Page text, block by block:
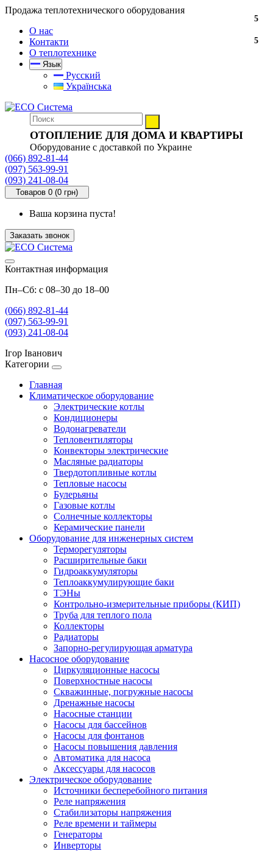
Продажа теплотехнического оборудования
О нас
Контакти
О теплотехнике
Язык
Русский
Українська
ОТОПЛЕНИЕ ДЛЯ ДОМА И КВАРТИРЫ
Оборудование с доставкой по Украине
(066) 892-81-44
(097) 563-99-91
(093) 241-08-04
Товаров 0 (0 грн)
Ваша корзина пуста!
Заказать звонок
Контактная информация
Пн–Сб: с 08–30 до 18–00
(066) 892-81-44
(097) 563-99-91
(093) 241-08-04
Ігор Іванович
Категории
Главная
Климатическое оборудование
Электрические котлы
Кондиционеры
Водонагреватели
Тепловентиляторы
Конвекторы электрические
Масляные радиаторы
Твердотопливные котлы
Тепловые насосы
Булерьяны
Газовые котлы
Солнечные коллекторы
Керамические панели
Оборудование для инженерных систем
Терморегуляторы
Расширительные баки
Гидроаккумуляторы
Теплоаккумулирующие баки
ТЭНы
Контрольно-измерительные приборы (КИП)
Труба для теплого пола
Коллекторы
Радиаторы
Запорно-регулирующая арматура
Насосное оборудование
Циркуляционные насосы
Поверхностные насосы
Скважинные, погружные насосы
Дренажные насосы
Насосные станции
Насосы для бассейнов
Насосы для фонтанов
Насосы повышения давления
Автоматика для насоса
Аксессуары для насосов
Электрическое оборудование
Источники бесперебойного питания
Реле напряжения
Стабилизаторы напряжения
Реле времени и таймеры
Генераторы
Инверторы
5
5